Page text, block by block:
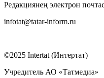
Редакциянең электрон
infotat@tatar-inform.ru
©2025 Intertat (Интертат)
Учредитель АО «Татмедиа»